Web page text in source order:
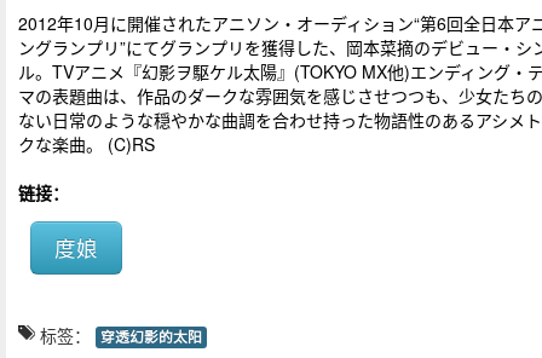
2012年10月に開催されたアニソン・オーディション“第6回全日本ア
ングランプリ”にてグランプリを獲得した、岡本菜摘のデビュー・シ
ル。TVアニメ『幻影ヲ駆ケル太陽』(TOKYO MX他)エンディング・
マの表題曲は、作品のダークな雰囲気を感じさせつつも、少女たち
ない日常のような穏やかな曲調を合わせ持った物語性のあるアシメ
クな楽曲。 (C)RS
链接：
度娘
标签： 穿透幻影的太阳